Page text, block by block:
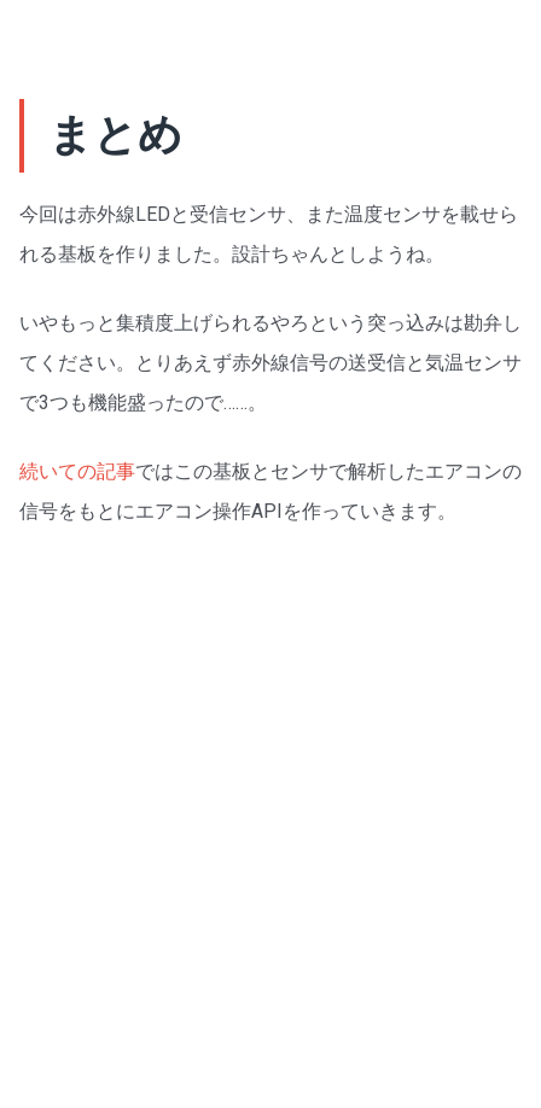
まとめ
今回は赤外線LEDと受信センサ、また温度センサを載せら
れる基板を作りました。設計ちゃんとしようね。
いやもっと集積度上げられるやろという突っ込みは勘弁し
てください。とりあえず赤外線信号の送受信と気温センサ
で3つも機能盛ったので……。
続いての記事ではこの基板とセンサで解析したエアコンの
信号をもとにエアコン操作APIを作っていきます。